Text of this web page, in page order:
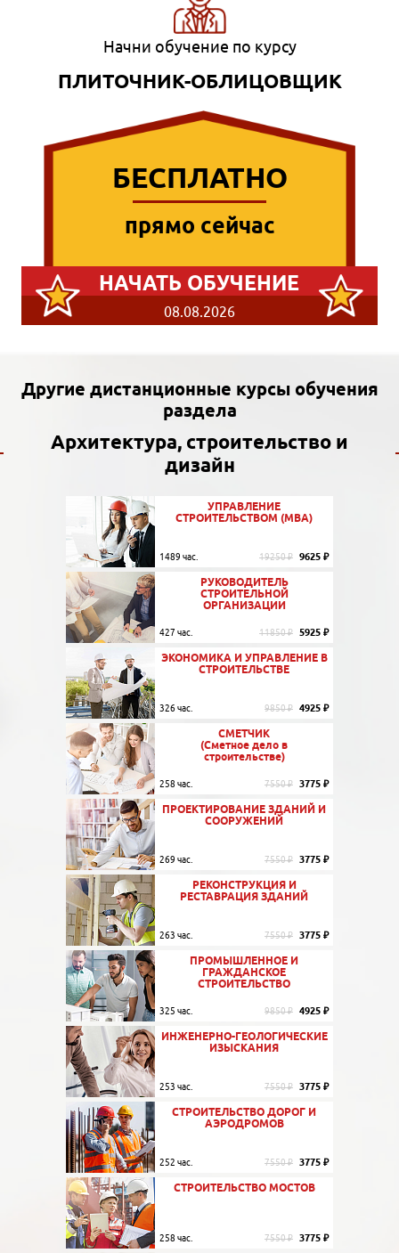
Начни обучение по курсу
ПЛИТОЧНИК-ОБЛИЦОВЩИК
БЕСПЛАТНО
прямо сейчас
НАЧАТЬ ОБУЧЕНИЕ
08.08.2026
Другие дистанционные курсы обучения
раздела
Архитектура, строительство и
дизайн
УПРАВЛЕНИЕ
СТРОИТЕЛЬСТВОМ (MBA)
1489 час. 19250 ₽ 9625 ₽
РУКОВОДИТЕЛЬ
СТРОИТЕЛЬНОЙ
ОРГАНИЗАЦИИ
427 час. 11850 ₽ 5925 ₽
ЭКОНОМИКА И УПРАВЛЕНИЕ В
СТРОИТЕЛЬСТВЕ
326 час. 9850 ₽ 4925 ₽
СМЕТЧИК
(Сметное дело в
строительстве)
258 час. 7550 ₽ 3775 ₽
ПРОЕКТИРОВАНИЕ ЗДАНИЙ И
СООРУЖЕНИЙ
269 час. 7550 ₽ 3775 ₽
РЕКОНСТРУКЦИЯ И
РЕСТАВРАЦИЯ ЗДАНИЙ
263 час. 7550 ₽ 3775 ₽
ПРОМЫШЛЕННОЕ И
ГРАЖДАНСКОЕ
СТРОИТЕЛЬСТВО
325 час. 9850 ₽ 4925 ₽
ИНЖЕНЕРНО-ГЕОЛОГИЧЕСКИЕ
ИЗЫСКАНИЯ
253 час. 7550 ₽ 3775 ₽
СТРОИТЕЛЬСТВО ДОРОГ И
АЭРОДРОМОВ
252 час. 7550 ₽ 3775 ₽
СТРОИТЕЛЬСТВО МОСТОВ
258 час. 7550 ₽ 3775 ₽